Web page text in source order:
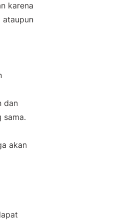
karena
ataupun
dan
sama.
akan